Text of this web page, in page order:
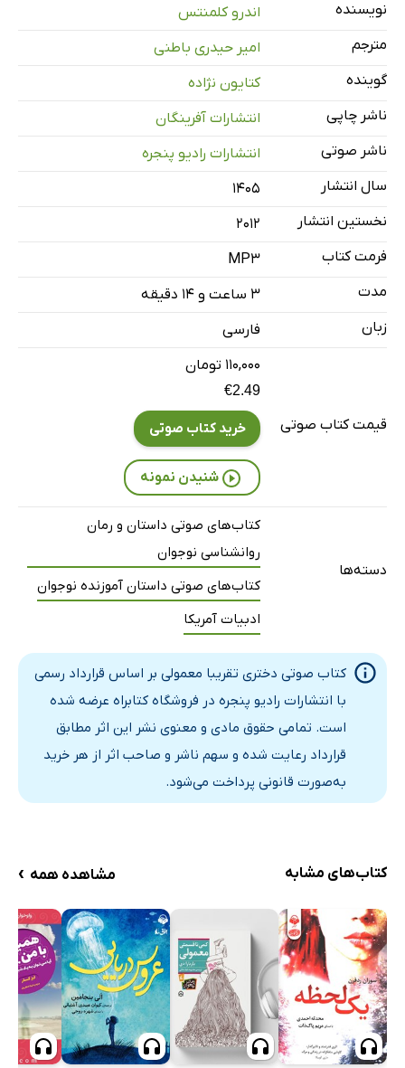
خوب بودن
برنده شدن
کمک
نویسنده
اندرو کلمنتس
مترجم
امیر حیدری باطنی
گوینده
کتایون نژاده
ناشر چاپی
انتشارات آفرینگان
ناشر صوتی
انتشارات رادیو پنجره
سال انتشار
۱۴۰۵
نخستین انتشار
2012
فرمت کتاب
MP3
مدت
۳ ساعت و ۱۴ دقیقه
زبان
فارسی
قیمت کتاب صوتی
۱۱۰,۰۰۰ تومان
€2.49
خرید کتاب صوتی
شنیدن نمونه
دسته‌ها
کتاب‌های صوتی داستان و رمان
روانشناسی نوجوان
کتاب‌های صوتی داستان آموزنده نوجوان
ادبیات آمریکا
کتاب صوتی دختری تقریبا معمولی بر اساس قرارداد رسمی
با انتشارات رادیو پنجره در فروشگاه کتابراه عرضه شده
است. تمامی حقوق مادی و معنوی نشر این اثر مطابق
قرارداد رعایت شده و سهم ناشر و صاحب اثر از هر خرید
به‌صورت قانونی پرداخت می‌شود.
کتاب‌های مشابه مشاهده همه ›